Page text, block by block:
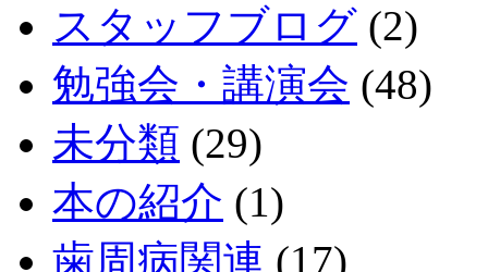
スタッフブログ (2)
勉強会・講演会 (48)
未分類 (29)
本の紹介 (1)
歯周病関連 (17)